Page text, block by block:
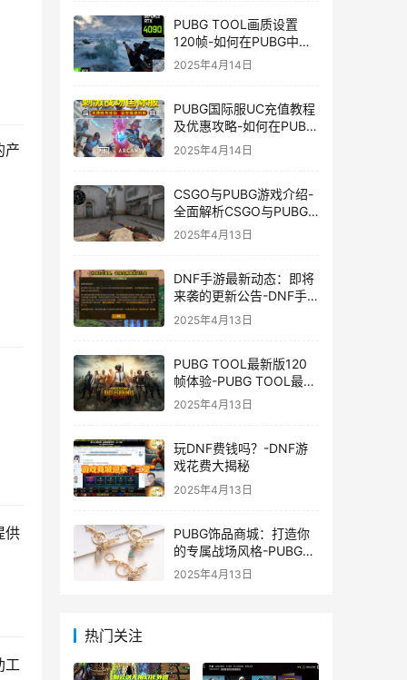
产
供
工
PUBG TOOL画质设置
120帧-如何在PUBG中使
用PUBG TOOL实现120
2025年4月14日
PUBG国际服UC充值教程
及优惠攻略-如何在PUBG
国际服中进行高效且安全
的UC充值
2025年4月14日
CSGO与PUBG游戏介绍-
全面解析CSGO与PUBG
这两款热门射击游戏
2025年4月13日
DNF手游最新动态：即将
来袭的更新公告-DNF手
游最新消息与更新时间表
2025年4月13日
PUBG TOOL最新版120
帧体验-PUBG TOOL最新
版120帧游戏体验优化
2025年4月13日
玩DNF费钱吗？-DNF游
戏花费大揭秘
2025年4月13日
PUBG饰品商城：打造你
的专属战场风格-PUBG游
戏内饰品购买指南
2025年4月13日
热门关注